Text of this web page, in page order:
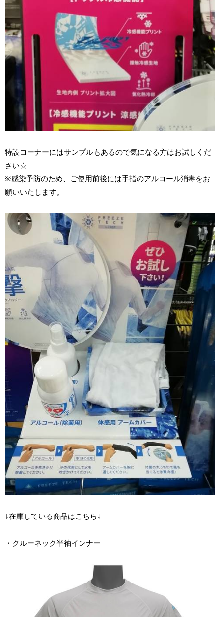
特設コーナーにはサンプルもあるので気になる方はお試しくだ
さい☆
※感染予防のため、ご使用前後には手指のアルコール消毒をお
願いいたします。
↓在庫している商品はこちら↓
・クルーネック半袖インナー